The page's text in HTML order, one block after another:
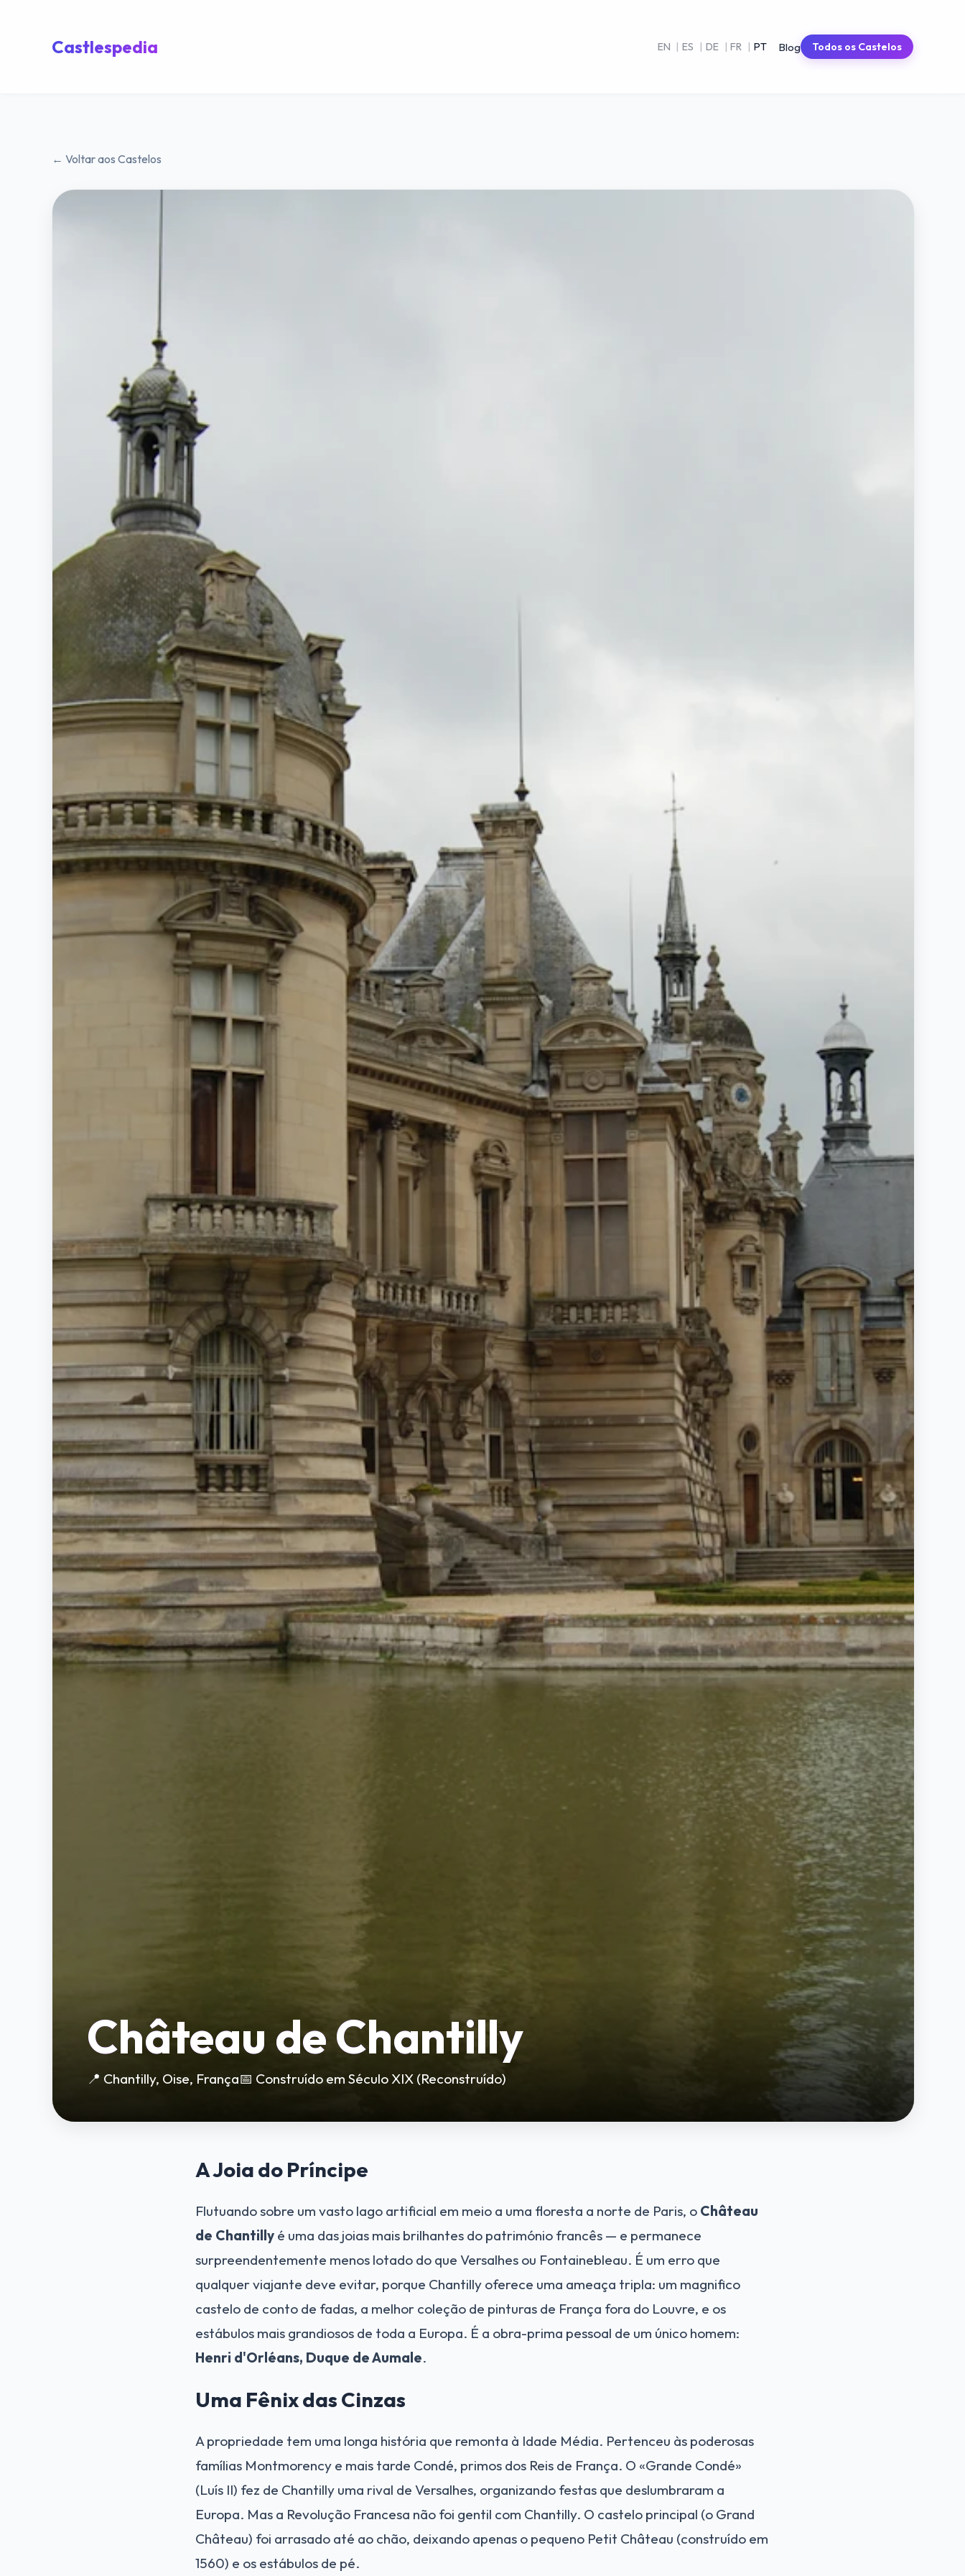
Castlespedia EN | ES | DE | FR | PT Blog Todos os Castelos
← Voltar aos Castelos
Château de Chantilly
📍 Chantilly, Oise, França📅 Construído em Século XIX (Reconstruído)
A Joia do Príncipe
Flutuando sobre um vasto lago artificial em meio a uma floresta a norte de Paris, o Château
de Chantilly é uma das joias mais brilhantes do património francês — e permanece
surpreendentemente menos lotado do que Versalhes ou Fontainebleau. É um erro que
qualquer viajante deve evitar, porque Chantilly oferece uma ameaça tripla: um magnifico
castelo de conto de fadas, a melhor coleção de pinturas de França fora do Louvre, e os
estábulos mais grandiosos de toda a Europa. É a obra-prima pessoal de um único homem:
Henri d'Orléans, Duque de Aumale.
Uma Fênix das Cinzas
A propriedade tem uma longa história que remonta à Idade Média. Pertenceu às poderosas
famílias Montmorency e mais tarde Condé, primos dos Reis de França. O «Grande Condé»
(Luís II) fez de Chantilly uma rival de Versalhes, organizando festas que deslumbraram a
Europa. Mas a Revolução Francesa não foi gentil com Chantilly. O castelo principal (o Grand
Château) foi arrasado até ao chão, deixando apenas o pequeno Petit Château (construído em
1560) e os estábulos de pé.